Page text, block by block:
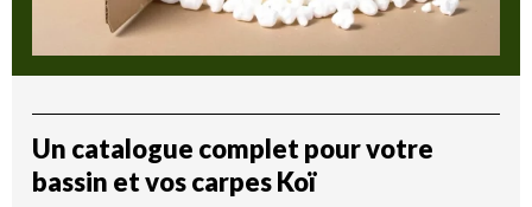
Un catalogue complet pour votre
bassin et vos carpes Koï